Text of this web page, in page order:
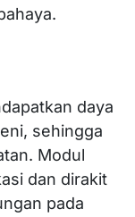
daya
sehingga
Modul
dan dirakit
pada